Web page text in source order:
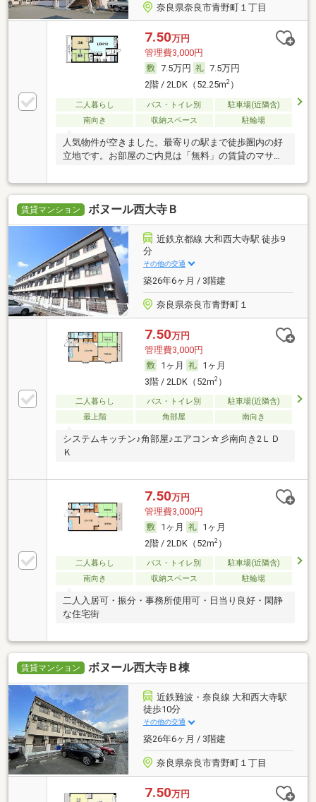
奈良県奈良市青野町１丁目
7.50万円
管理費3,000円
7.5万円
7.5万円
2階 / 2LDK（52.25m2）
二人暮らし バス・トイレ別
駐車場(近隣含)
南向き
収納スペース 駐輪場
人気物件が空きました。最寄りの駅まで徒歩圏内の好
立地です。お部屋のご内見は「無料」の賃貸のマサキ
賃貸マンション ボヌール西大寺Ｂ
近鉄京都線 大和西大寺駅 徒歩9
分
その他の交通
築26年6ヶ月 / 3階建
奈良県奈良市青野町１
7.50万円
管理費3,000円
1ヶ月
1ヶ月
3階 / 2LDK（52m2）
二人暮らし バス・トイレ別
駐車場(近隣含)
最上階
角部屋 南向き
システムキッチン♪角部屋♪エアコン☆彡南向き2ＬＤ
Ｋ
7.50万円
管理費3,000円
1ヶ月
1ヶ月
2階 / 2LDK（52m2）
二人暮らし バス・トイレ別
駐車場(近隣含)
南向き
収納スペース 駐輪場
二人入居可・振分・事務所使用可・日当り良好・閑静
な住宅街
賃貸マンション ボヌール西大寺Ｂ棟
近鉄難波・奈良線 大和西大寺駅
徒歩10分
その他の交通
築26年6ヶ月 / 3階建
奈良県奈良市青野町１丁目
7.50万円